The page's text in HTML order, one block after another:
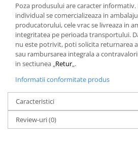
Poza produsului are caracter
individual se comercializeaza in
producatorului, cele vrac se livreaza in
integritatea pe perioada transportului.
nu este potrivit, poti solicita returnarea
sau rambursarea integrala a
in sectiunea „Retur„.
Informatii conformitate produs
Caracteristici
Review-uri(0)